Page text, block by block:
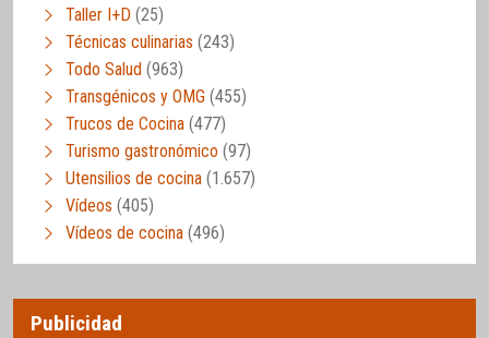
Taller I+D (25)
Técnicas culinarias (243)
Todo Salud (963)
Transgénicos y OMG (455)
Trucos de Cocina (477)
Turismo gastronómico (97)
Utensilios de cocina (1.657)
Vídeos (405)
Vídeos de cocina (496)
Publicidad